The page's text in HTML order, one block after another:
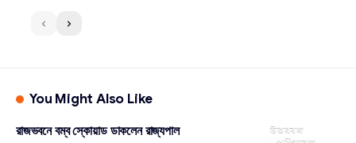
You Might Also Like
উত্তরবঙ্গ
রাজভবনে বম্ব স্কোয়াড ডাকলেন রাজ্যপাল